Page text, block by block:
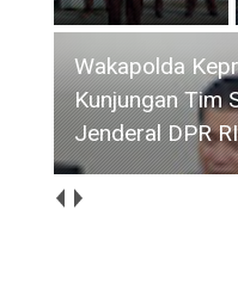
Wakapolda
Kunjungan Tim
Jenderal DPR RI